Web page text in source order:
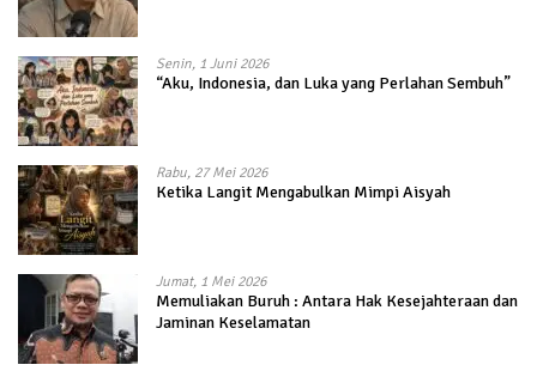
Senin, 1 Juni 2026
“Aku, Indonesia, dan Luka yang Perlahan Sembuh”
Rabu, 27 Mei 2026
Ketika Langit Mengabulkan Mimpi Aisyah
Jumat, 1 Mei 2026
Memuliakan Buruh : Antara Hak Kesejahteraan dan
Jaminan Keselamatan